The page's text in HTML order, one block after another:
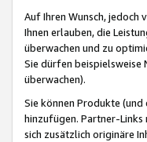
Auf Ihren Wunsch, jedoch
Ihnen erlauben, die
überwachen und zu
Sie dürfen beispielsweise
überwachen).
Sie können Produkte
hinzufügen. Partner-
sich zusätzlich originäre